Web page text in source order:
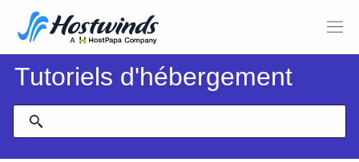
Tutoriels d'hébergement